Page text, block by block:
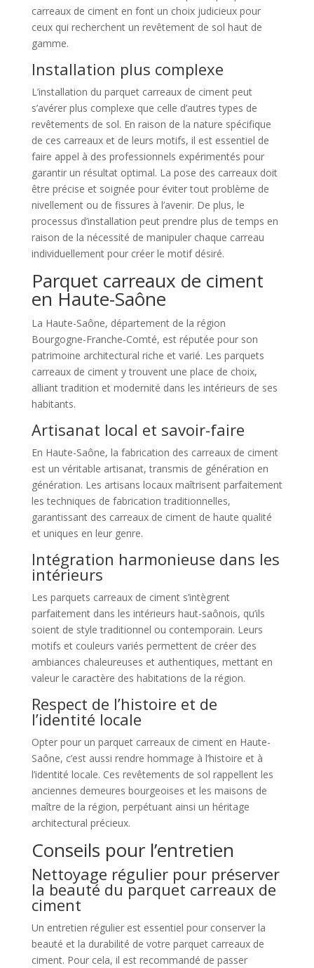
carreaux de ciment en font un choix judicieux pour
ceux qui recherchent un revêtement de sol haut de
gamme.
Installation plus complexe
L’installation du parquet carreaux de ciment peut
s’avérer plus complexe que celle d’autres types de
revêtements de sol. En raison de la nature spécifique
de ces carreaux et de leurs motifs, il est essentiel de
faire appel à des professionnels expérimentés pour
garantir un résultat optimal. La pose des carreaux doit
être précise et soignée pour éviter tout problème de
nivellement ou de fissures à l’avenir. De plus, le
processus d’installation peut prendre plus de temps en
raison de la nécessité de manipuler chaque carreau
individuellement pour créer le motif désiré.
Parquet carreaux de ciment
en Haute-Saône
La Haute-Saône, département de la région
Bourgogne-Franche-Comté, est réputée pour son
patrimoine architectural riche et varié. Les parquets
carreaux de ciment y trouvent une place de choix,
alliant tradition et modernité dans les intérieurs de ses
habitants.
Artisanat local et savoir-faire
En Haute-Saône, la fabrication des carreaux de ciment
est un véritable artisanat, transmis de génération en
génération. Les artisans locaux maîtrisent parfaitement
les techniques de fabrication traditionnelles,
garantissant des carreaux de ciment de haute qualité
et uniques en leur genre.
Intégration harmonieuse dans les
intérieurs
Les parquets carreaux de ciment s’intègrent
parfaitement dans les intérieurs haut-saônois, qu’ils
soient de style traditionnel ou contemporain. Leurs
motifs et couleurs variés permettent de créer des
ambiances chaleureuses et authentiques, mettant en
valeur le caractère des habitations de la région.
Respect de l’histoire et de
l’identité locale
Opter pour un parquet carreaux de ciment en Haute-
Saône, c’est aussi rendre hommage à l’histoire et à
l’identité locale. Ces revêtements de sol rappellent les
anciennes demeures bourgeoises et les maisons de
maître de la région, perpétuant ainsi un héritage
architectural précieux.
Conseils pour l’entretien
Nettoyage régulier pour préserver
la beauté du parquet carreaux de
ciment
Un entretien régulier est essentiel pour conserver la
beauté et la durabilité de votre parquet carreaux de
ciment. Pour cela, il est recommandé de passer